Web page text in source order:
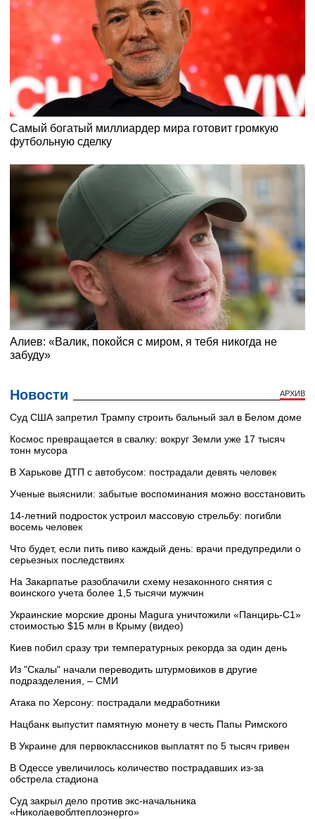
Новости АРХИВ
Суд США запретил Трампу строить бальный зал в Белом доме
Космос превращается в свалку: вокруг Земли уже 17 тысяч
тонн мусора
В Харькове ДТП с автобусом: пострадали девять человек
Ученые выяснили: забытые воспоминания можно восстановить
14-летний подросток устроил массовую стрельбу: погибли
восемь человек
Что будет, если пить пиво каждый день: врачи предупредили о
серьезных последствиях
На Закарпатье разоблачили схему незаконного снятия с
воинского учета более 1,5 тысячи мужчин
Украинские морские дроны Magura уничтожили «Панцирь-С1»
стоимостью $15 млн в Крыму (видео)
Киев побил сразу три температурных рекорда за один день
Из "Скалы" начали переводить штурмовиков в другие
подразделения, – СМИ
Атака по Херсону: пострадали медработники
Нацбанк выпустит памятную монету в честь Папы Римского
В Украине для первоклассников выплатят по 5 тысяч гривен
В Одессе увеличилось количество пострадавших из-за
обстрела стадиона
Суд закрыл дело против экс-начальника
«Николаевоблтеплоэнерго»